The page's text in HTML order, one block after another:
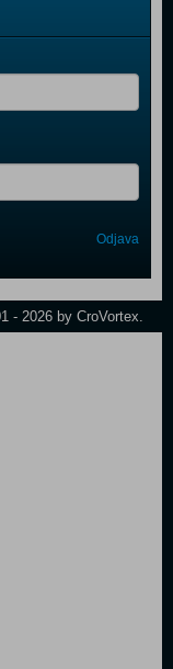
Odjava
- 2026 by CroVortex.